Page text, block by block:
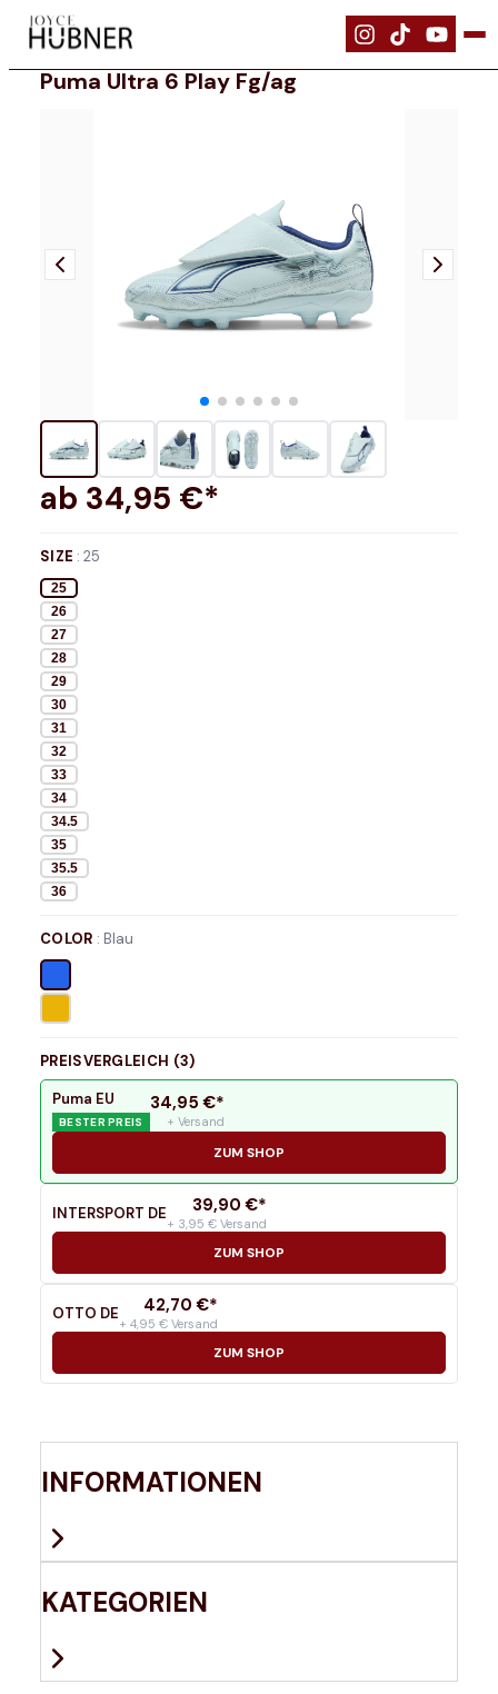
| Schuhe |
Puma Ultra 6 Play Fg/ag
ab 34,95 €*
SIZE :25
25
26
27
28
29
30
31
32
33
34
34.5
35
35.5
36
COLOR : Blau
PREISVERGLEICH (3)
Puma EU
BESTER PREIS
34,95 €*
+ Versand
ZUM SHOP
INTERSPORT DE 39,90 €*
+ 3,95 € Versand
ZUM SHOP
OTTO DE 42,70 €*
+ 4,95 € Versand
ZUM SHOP
INFORMATIONEN
KATEGORIEN